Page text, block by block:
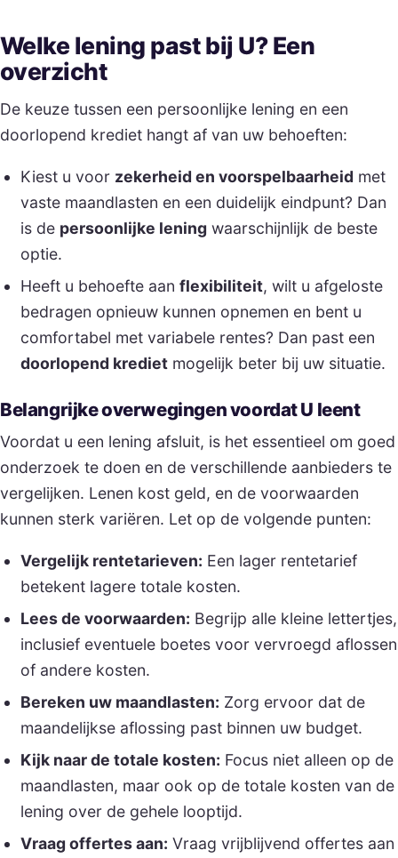
Welke lening past bij U? Een
overzicht
De keuze tussen een persoonlijke lening en een
doorlopend krediet hangt af van uw behoeften:
Kiest u voor zekerheid en voorspelbaarheid met
vaste maandlasten en een duidelijk eindpunt? Dan
is de persoonlijke lening waarschijnlijk de beste
optie.
Heeft u behoefte aan flexibiliteit, wilt u afgeloste
bedragen opnieuw kunnen opnemen en bent u
comfortabel met variabele rentes? Dan past een
doorlopend kredietmogelijk beter bij uw situatie.
Belangrijke overwegingen voordat U leent
Voordat u een lening afsluit, is het essentieel om goed
onderzoek te doen en de verschillende aanbieders te
vergelijken. Lenen kost geld, en de voorwaarden
kunnen sterk variëren. Let op de volgende punten:
Vergelijk rentetarieven: Een lager rentetarief
betekent lagere totale kosten.
Lees de voorwaarden: Begrijp alle kleine lettertjes,
inclusief eventuele boetes voor vervroegd aflossen
of andere kosten.
Bereken uw maandlasten: Zorg ervoor dat de
maandelijkse aflossing past binnen uw budget.
Kijk naar de totale kosten: Focus niet alleen op de
maandlasten, maar ook op de totale kosten van de
lening over de gehele looptijd.
Vraag offertes aan: Vraag vrijblijvend offertes aan